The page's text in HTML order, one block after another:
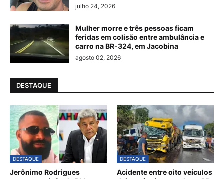
julho 24, 2026
Mulher morre e três pessoas ficam
feridas em colisão entre ambulância e
carro na BR-324, em Jacobina
agosto 02, 2026
DESTAQUE
DESTAQUE
Jerônimo Rodrigues
DESTAQUE
Acidente entre oito veículos